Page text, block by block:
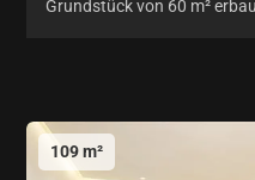
Grundstück von 60 m²
109 m²